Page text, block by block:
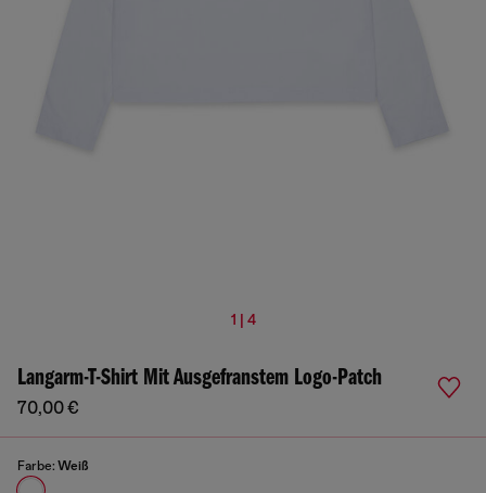
1 | 4
Langarm-T-Shirt Mit Ausgefranstem Logo-Patch
70,00 €
Farbe: Weiß